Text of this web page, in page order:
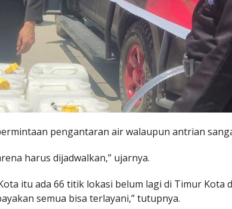
pengantaran air walaupun antrian
harus dijadwalkan,” ujarnya.
itu ada 66 titik lokasi belum lagi di Timur Kota
semua bisa terlayani,” tutupnya.